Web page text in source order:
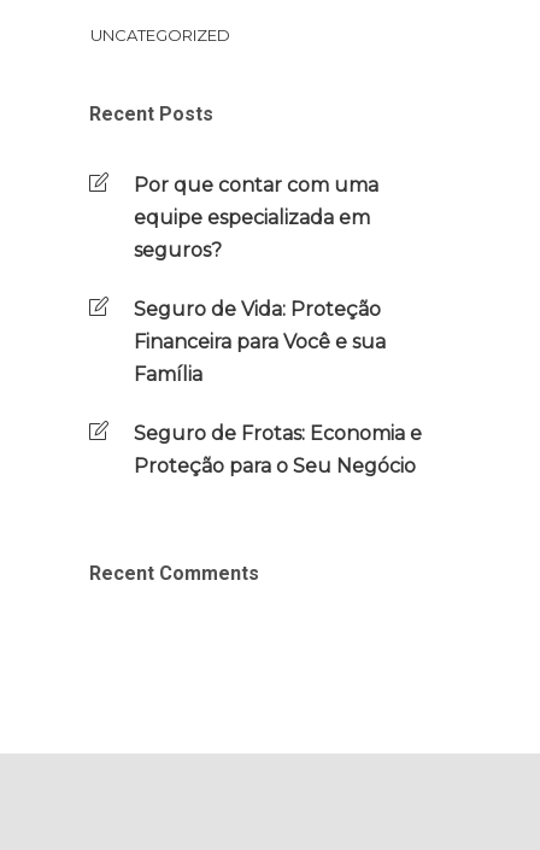
UNCATEGORIZED
Recent Posts
Por que contar com uma
equipe especializada em
seguros?
Seguro de Vida: Proteção
Financeira para Você e sua
Família
Seguro de Frotas: Economia e
Proteção para o Seu Negócio
Recent Comments